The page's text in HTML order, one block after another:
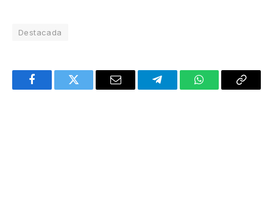
Destacada
FacebookTwitter Email TelegramWhatsAppCopy